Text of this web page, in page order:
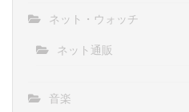
ネット・ウォッチ
ネット通販
音楽